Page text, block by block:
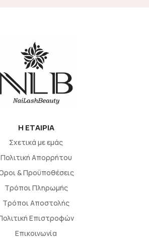
H EΤΑΙΡΙΑ
Σχετικά με εμάς
Πολιτική Απορρήτου
& Προϋποθέσεις
Τρόποι Πληρωμής
Τρόποι Αποστολής
Επιστροφών
Επικοινωνία